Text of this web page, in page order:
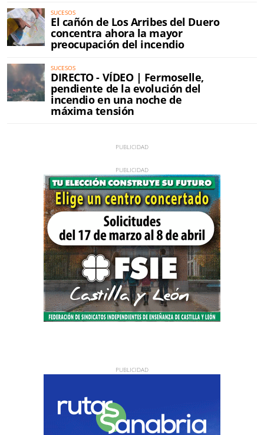
SUCESOS
El cañón de Los Arribes del Duero
concentra ahora la mayor
preocupación del incendio
SUCESOS
DIRECTO - VÍDEO | Fermoselle,
pendiente de la evolución del
incendio en una noche de
máxima tensión